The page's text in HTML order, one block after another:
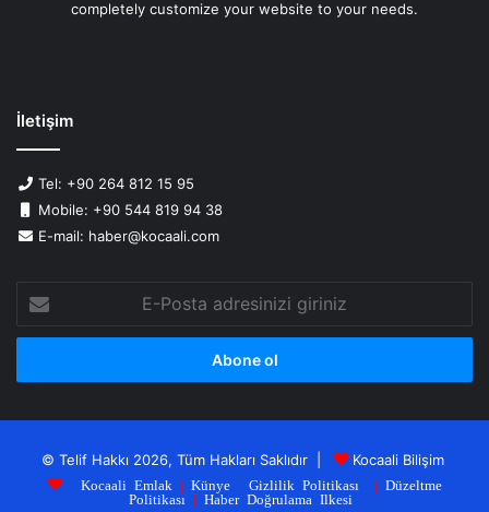
completely customize your website to your needs.
İletişim
Tel: +90 264 812 15 95
Mobile: +90 544 819 94 38
E-mail: haber@kocaali.com
Posta
adresinizi
© Telif Hakkı 2026, Tüm Hakları Saklıdır | Kocaali Bilişim
| Kocaali Emlak | Künye| Gizlilik Politikası | Düzeltme
Politikası | Haber Doğrulama Ilkesi